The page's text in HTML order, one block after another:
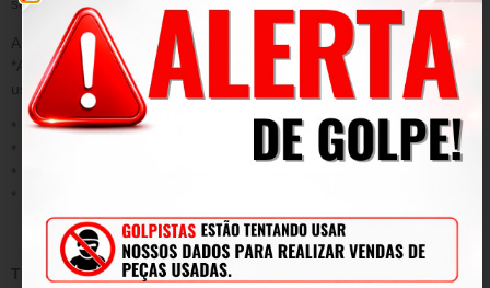
será o que constar no sistema da loja.
A presente garantia NÃO cobre danos decorrentes de:
*Acidentes/ uso inadequado do produto/ sinistro/ negligência ou
uso fora das conformidades.
* Desgaste ou danos causados por agentes naturais;
* Instalação ou aplicação inadequada;
* Modificações, adaptações e adulterações no produto original
* Mau uso;
TERMO DE GARANTIA